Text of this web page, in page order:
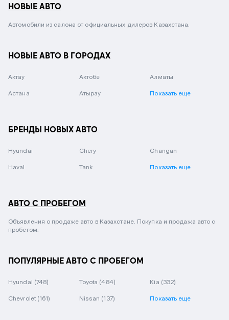
НОВЫЕ АВТО
Автомобили из салона от официальных дилеров Казахстана.
НОВЫЕ АВТО В ГОРОДАХ
Актау Актобе Алматы
Астана Атырау Показать еще
БРЕНДЫ НОВЫХ АВТО
Hyundai Chery Changan
Haval Tank Показать еще
АВТО С ПРОБЕГОМ
Объявления о продаже авто в Казахстане. Покупка и продажа авто с
пробегом.
ПОПУЛЯРНЫЕ АВТО С ПРОБЕГОМ
Hyundai (748) Toyota (484) Kia (332)
Chevrolet (161) Nissan (137) Показать еще